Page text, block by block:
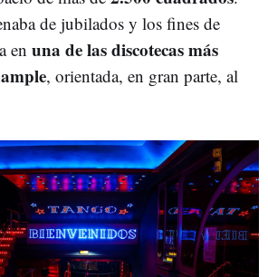
de jubilados y los fines de
en una de las discotecas más
, orientada, en gran parte, al